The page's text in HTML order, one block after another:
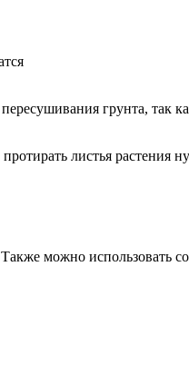
грунта, так
листья растения
можно использовать